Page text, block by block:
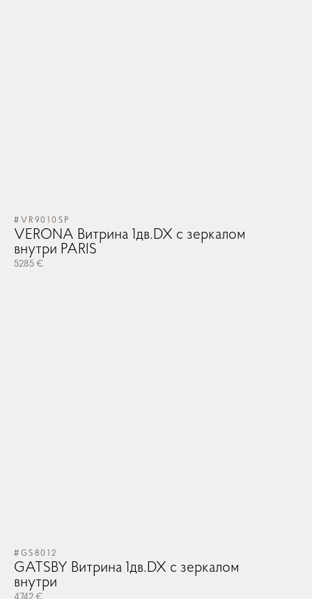
#VR9010SP
VERONA Витрина 1дв.DX с зеркалом
внутри PARIS
5285 €
#GS8012
GATSBY Витрина 1дв.DX с зеркалом
внутри